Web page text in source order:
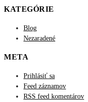
KATEGÓRIE
Blog
Nezaradené
META
Prihlásiť sa
Feed záznamov
RSS feed komentárov